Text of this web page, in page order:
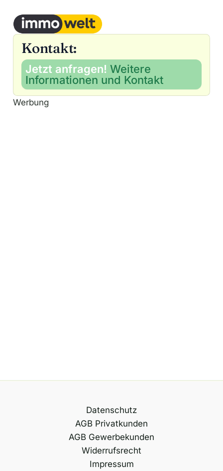
Kontakt:
Jetzt anfragen! Weitere
Informationen und Kontakt
Werbung
Datenschutz
AGB Privatkunden
AGB Gewerbekunden
Widerrufsrecht
Impressum